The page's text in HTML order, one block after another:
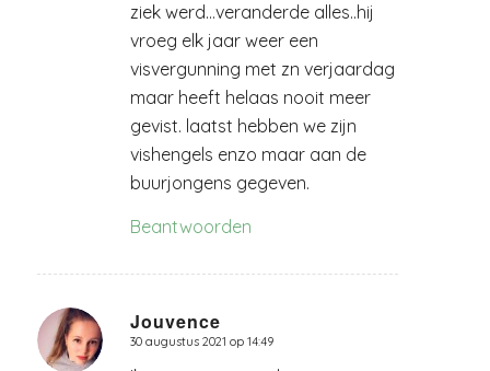
ziek werd…veranderde alles..hij
vroeg elk jaar weer een
visvergunning met zn verjaardag
maar heeft helaas nooit meer
gevist. laatst hebben we zijn
vishengels enzo maar aan de
buurjongens gegeven.
Beantwoorden
Jouvence
zegt:
30 augustus 2021 op 14:49